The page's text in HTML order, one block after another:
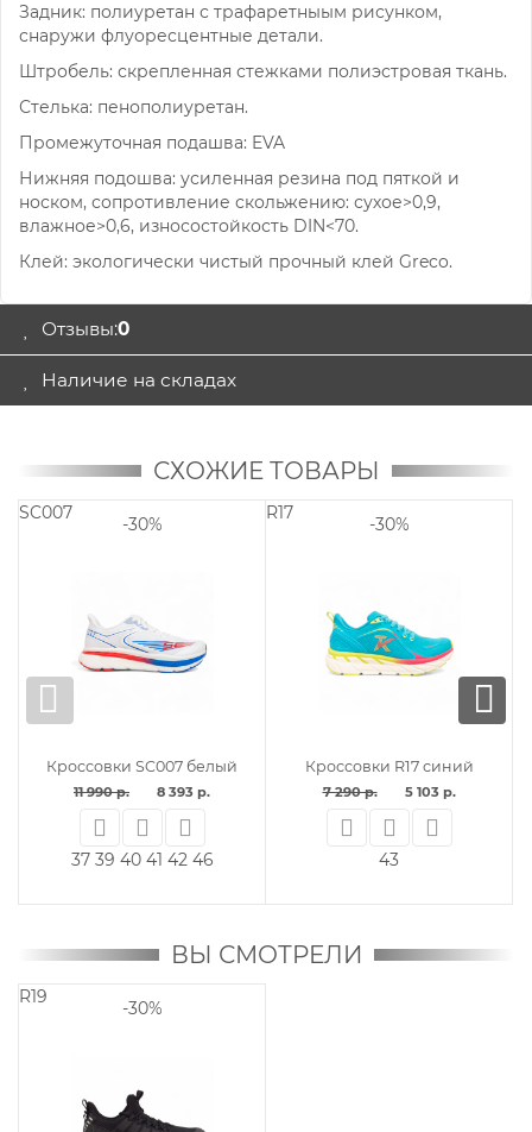
Задник: полиуретан с трафаретныым рисунком,
снаружи флуоресцентные детали.
Штробель: скрепленная стежками полиэстровая ткань.
Стелька: пенополиуретан.
Промежуточная подашва: EVA
Нижняя подошва: усиленная резина под пяткой и
носком, сопротивление скольжению: сухое>0,9,
влажное>0,6, износостойкость DIN<70.
Клей: экологически чистый прочный клей Greco.
Отзывы:0
Наличие на складах
СХОЖИЕ ТОВАРЫ
SC007
-30%
Кроссовки SC007 белый
11 990 р. 8 393 р.
37 39 40 41 42 46
R17
-30%
Кроссовки R17 синий
7 290 р. 5 103 р.
43
ВЫ СМОТРЕЛИ
R19
-30%